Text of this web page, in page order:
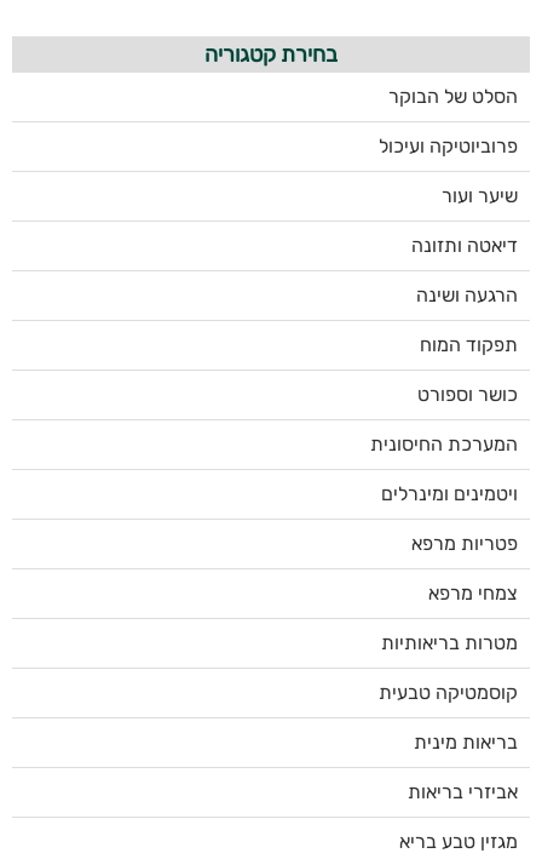
בחירת קטגוריה
הסלט של הבוקר
פרוביוטיקה ועיכול
שיער ועור
דיאטה ותזונה
הרגעה ושינה
תפקוד המוח
כושר וספורט
המערכת החיסונית
ויטמינים ומינרלים
פטריות מרפא
צמחי מרפא
מטרות בריאותיות
קוסמטיקה טבעית
בריאות מינית
אביזרי בריאות
מגזין טבע בריא